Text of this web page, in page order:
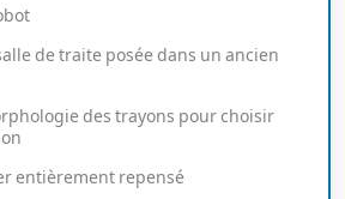
de traite posée dans un ancien
des trayons pour choisir
entièrement repensé